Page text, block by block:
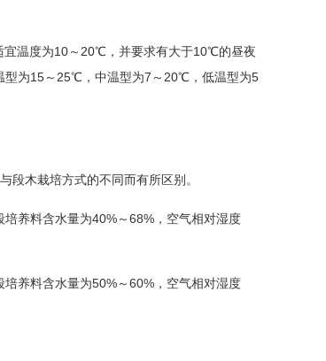
温度为10 ～ 20℃，并要求有大于10℃的昼夜
型为15 ～ 25℃，中温型为7 ～ 20℃，低温型为5
段木栽培方式的不同而有所区别。
培养料含水量为40% ～ 68% ，空气相对湿度
培养料含水量为50% ～ 60% ，空气相对湿度